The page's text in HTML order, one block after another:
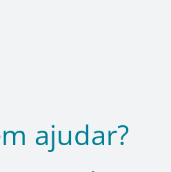
ajudar?